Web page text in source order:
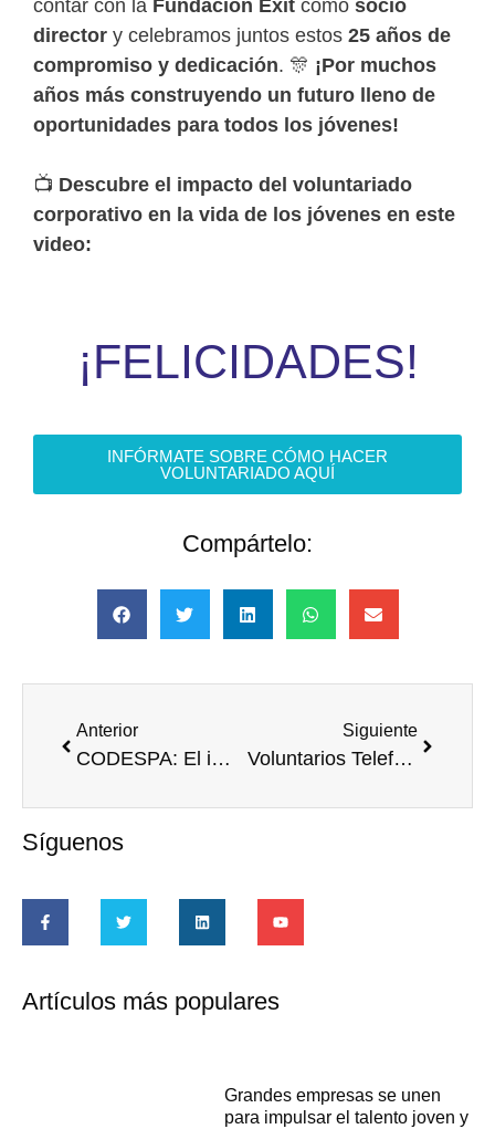
contar con la Fundación Exit como socio
director y celebramos juntos estos 25 años de
compromiso y dedicación. 🎊 ¡Por muchos
años más construyendo un futuro lleno de
oportunidades para todos los jóvenes!
📺 Descubre el impacto del voluntariado
corporativo en la vida de los jóvenes en este
video:
¡FELICIDADES!
INFÓRMATE SOBRE CÓMO HACER
VOLUNTARIADO AQUÍ
Compártelo:
Anterior
CODESPA: El impacto en la reducción de la desigualdad en África y Asia, y el papel del voluntariado 🌍
Siguiente
Voluntarios Telefónica frente a la DANA: «Nuestros héroes no llevan capa, si no barro en las botas»
Síguenos
Artículos más populares
Grandes empresas se unen
para impulsar el talento joven y